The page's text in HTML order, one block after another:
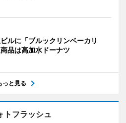
ルに「ブルックリンベーカリ
品は高加水ドーナツ
っと見る
トフラッシュ